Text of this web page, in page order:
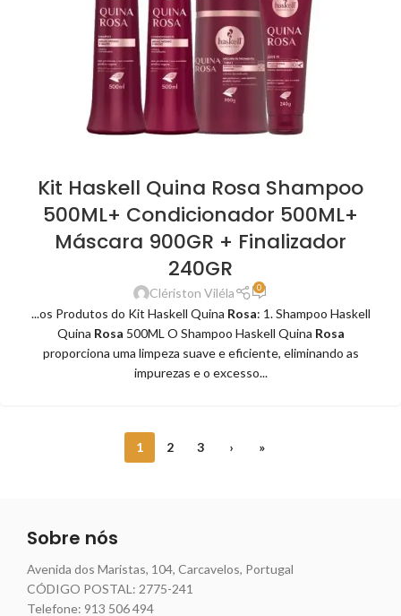
Kit Haskell Quina Rosa Shampoo
500ML+ Condicionador 500ML+
Máscara 900GR + Finalizador
240GR
Clériston Viléla 0
...os Produtos do Kit Haskell Quina Rosa: 1. Shampoo Haskell
Quina Rosa 500ML O Shampoo Haskell Quina Rosa
proporciona uma limpeza suave e eficiente, eliminando as
impurezas e o excesso...
1 2 3 › »
Sobre nós
Avenida dos Maristas, 104, Carcavelos, Portugal
CÓDIGO POSTAL: 2775-241
Telefone: 913 506 494